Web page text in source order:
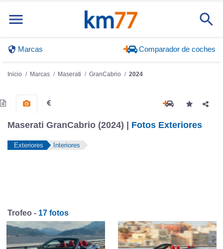
Marcas Comparador de coches
Inicio Marcas Maserati GranCabrio 2024
Maserati GranCabrio (2024) | Fotos Exteriores
Exteriores Interiores
Trofeo - 17 fotos